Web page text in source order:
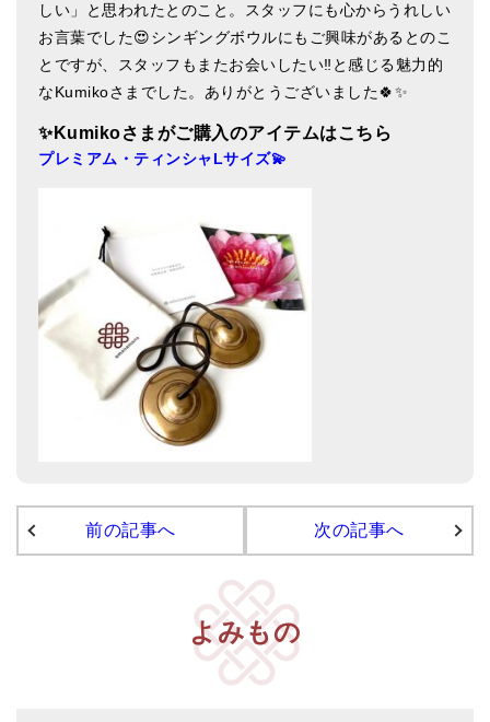
ロゴステッカー・ポストカード各種
亡命チベット人尼僧のお守り・チャーム
チベット・マントラ・ヒーリングCD
ギフトラッピング
倍音呼吸法レッスン
中級講座
上級講座
ビギナー講師・養成講座
メールお便り登録
しい」と思われたとのこと。スタッフにも心からうれしい
お言葉でした😍シンギングボウルにもご興味があるとのこ
とですが、スタッフもまたお会いしたい‼と感じる魅力的
なKumikoさまでした。ありがとうございました🍀✨
✨Kumikoさまがご購入のアイテムはこちら
プレミアム・ティンシャLサイズ💫
前の記事へ 次の記事へ
よみもの